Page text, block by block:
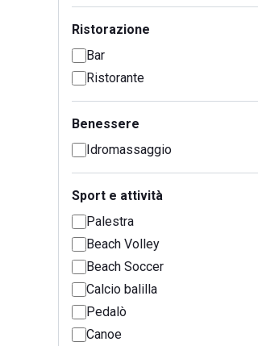
Ristorazione
Bar
Ristorante
Benessere
Idromassaggio
Sport e attività
Palestra
Beach Volley
Beach Soccer
Calcio balilla
Pedalò
Canoe